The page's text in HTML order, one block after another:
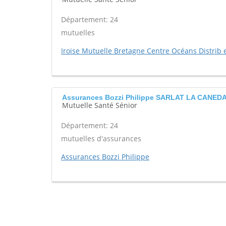
Département: 24
mutuelles
Iroise Mutuelle Bretagne Centre Océans Distrib
Assurances Bozzi Philippe SARLAT LA
Mutuelle Santé Sénior
Département: 24
mutuelles d'assurances
Assurances Bozzi Philippe